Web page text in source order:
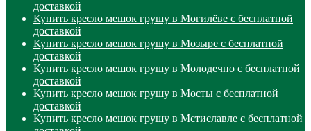
доставкой
Купить кресло мешок грушу в Могилёве с бесплатной
доставкой
Купить кресло мешок грушу в Мозыре с бесплатной
доставкой
Купить кресло мешок грушу в Молодечно с бесплатной
доставкой
Купить кресло мешок грушу в Мосты с бесплатной
доставкой
Купить кресло мешок грушу в Мстиславле с бесплатной